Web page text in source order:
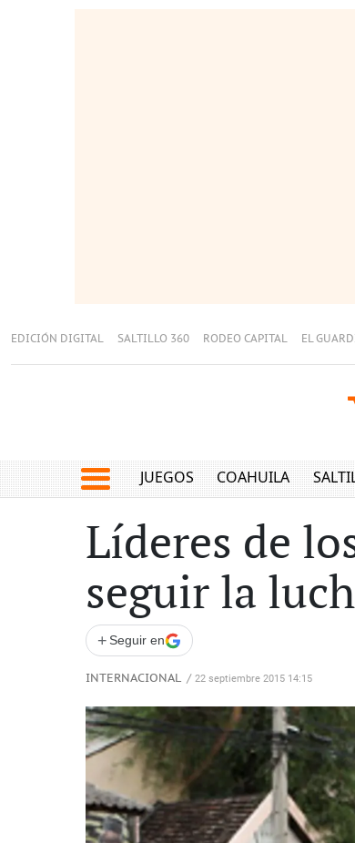
EDICIÓN DIGITAL SALTILLO 360 RODEO CAPITAL EL
JUEGOS COAHUILA
Líderes de
seguir la
+ Seguir en
INTERNACIONAL / 22 septiembre 2015 14:15